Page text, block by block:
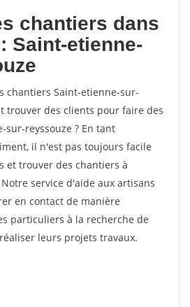
chantiers dans
Saint-etienne-
chantiers Saint-etienne-sur-
trouver des clients pour faire des
sur-reyssouze ? En tant
il n'est pas toujours facile
et trouver des chantiers à
service d'aide aux artisans
en contact de manière
particuliers à la recherche de
leurs projets travaux.